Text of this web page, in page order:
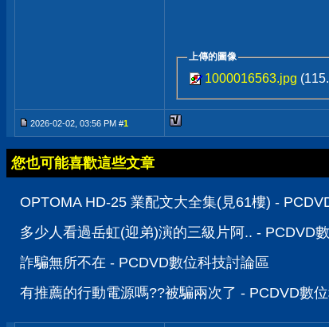
上傳的圖像
1000016563.jpg
2026-02-02, 03:56 PM #1
您也可能喜歡這些文章
OPTOMA HD-25 業配文大全集(見61樓) -
多少人看過岳虹(迎弟)演的三級片阿.. - PCDVD
詐騙無所不在 - PCDVD數位科技討論區
有推薦的行動電源嗎??被騙兩次了 - PCDVD數